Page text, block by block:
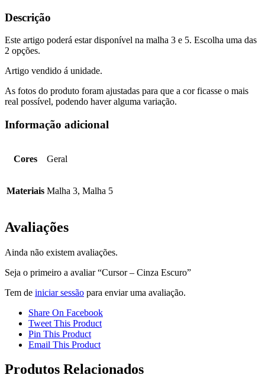
Descrição
Este artigo poderá estar disponível na malha 3 e 5. Escolha uma das
2 opções.
Artigo vendido á unidade.
As fotos do produto foram ajustadas para que a cor ficasse o mais
real possível, podendo haver alguma variação.
Informação adicional
Cores Geral
Materiais Malha 3, Malha 5
Avaliações
Ainda não existem avaliações.
Seja o primeiro a avaliar “Cursor – Cinza Escuro”
Tem de iniciar sessão para enviar uma avaliação.
Share On Facebook
Tweet This Product
Pin This Product
Email This Product
Produtos Relacionados